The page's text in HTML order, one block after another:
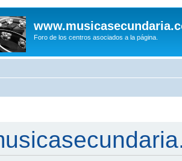
Foro de los centros asociados a la página.